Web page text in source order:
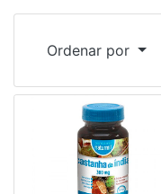
Ordenar por